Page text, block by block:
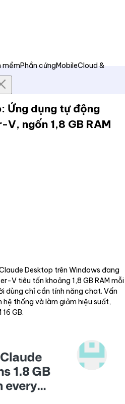
mềmPhần cứngMobileCloud &
Ứng dụng tự động
ngốn 1,8 GB RAM
Desktop trên Windows đang
V tiêu tốn khoảng 1,8 GB RAM mỗi
dùng chỉ cần tính năng chat. Vấn
thống và làm giảm hiệu suất,
GB.